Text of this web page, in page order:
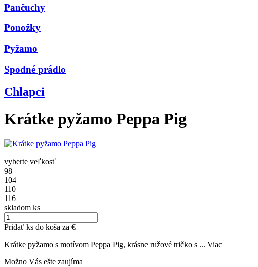
Pančuchy
Ponožky
Pyžamo
Spodné prádlo
Chlapci
Krátke pyžamo Peppa Pig
vyberte veľkosť
98
104
110
116
skladom ks
Pridať ks do koša za €
Krátke pyžamo s motívom Peppa Pig, krásne ružové tričko s ... Viac
Možno Vás ešte zaujíma